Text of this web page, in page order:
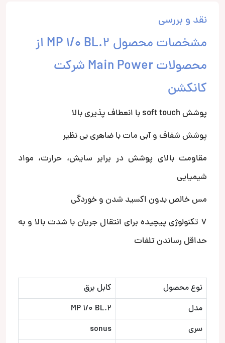
نقد و بررسی
مشخصات محصول MP 1/0 BL.2 از
محصولات Main Power شرکت
کانکشن
پوشش soft touch با انعطاف پذیری بالا
پوشش شفاف و آبی مات با ضاهری بی نظیر
مقاومت بالای پوشش در برابر سایش، حرارت، مواد
شیمیایی
مس خالص بدون اکسید شدن و خوردگی
7 تکنولوژی پیچیده برای انتقال جریان با شدت بالا و به
حداقل رساندن تلفات
نوع محصول
کابل برق
مدل
MP 1/0 BL.2
سری
sonus